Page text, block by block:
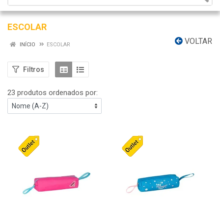
ESCOLAR
VOLTAR
INÍCIO ESCOLAR
Filtros
23 produtos ordenados por: